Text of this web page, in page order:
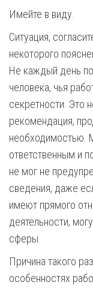
Имейте в виду.
Ситуация,
некоторого
Не каждый день
человека, чья
секретности. Это
рекомендация,
необходимостью.
ответственным и
не мог не
сведения, даже
имеют прямого
деятельности,
сферы.
Причина такого
особенностях